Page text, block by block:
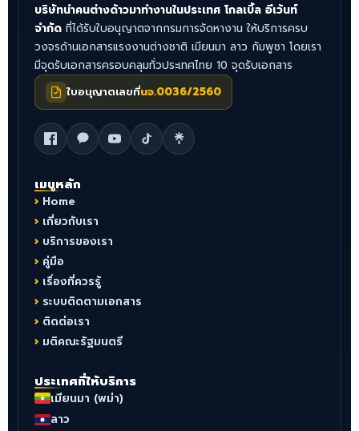
บริษัทนำคนต่างด้าวมาทำงานในประเทศ โกลเบิ้ล อีเว้นท์
จำกัด ที่ได้รับใบอนุญาตจากกรมการจัดหางาน ให้บริการครบ
วงจรด้านเอกสารแรงงานต่างชาติ เมียนมา ลาว กัมพูชา โดยเรา
มีจุดรับเอกสารครอบคลุมทั่วประเทศไทย 10 จุดรับเอกสาร
ใบอนุญาตเลขที่นจ.0036/2560
เมนูหลัก
Home
เกี่ยวกับเรา
บริการของเรา
คู่มือ
เรื่องที่ควรรู้
ระบบติดตามเอกสาร
ติดต่อเรา
มติคณะรัฐมนตรี
ประเทศที่ให้บริการ
เมียนมา (พม่า)
ลาว